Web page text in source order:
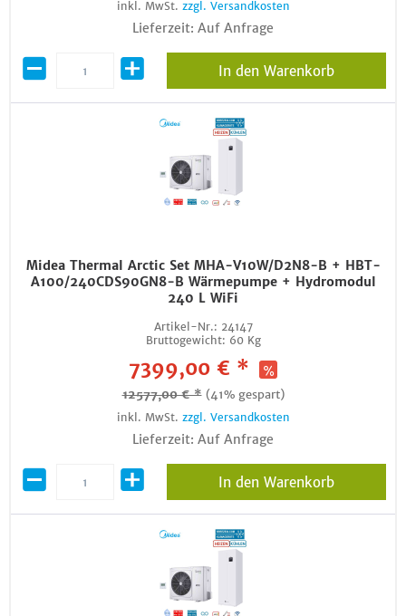
inkl. MwSt. zzgl. Versandkosten
Lieferzeit: Auf Anfrage
In den Warenkorb
Midea Thermal Arctic Set MHA-V10W/D2N8-B + HBT-
A100/240CDS90GN8-B Wärmepumpe + Hydromodul
240 L WiFi
Artikel-Nr.: 24147
Bruttogewicht: 60 Kg
7399,00 € *
12577,00 € * (41% gespart)
inkl. MwSt. zzgl. Versandkosten
Lieferzeit: Auf Anfrage
In den Warenkorb